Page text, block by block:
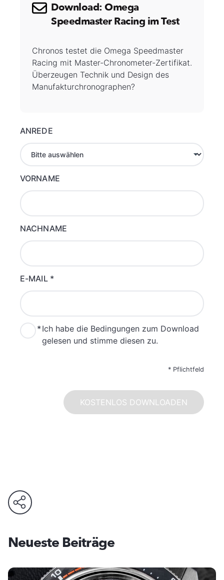
Download: Omega
Speedmaster Racing im Test
Chronos testet die Omega Speedmaster
Racing mit Master-Chronometer-Zertifikat.
Überzeugen Technik und Design des
Manufakturchronographen?
ANREDE
VORNAME
NACHNAME
E-MAIL *
* Ich habe die Bedingungen zum Download
gelesen und stimme diesen zu.
* Pflichtfeld
KOSTENLOS DOWNLOADEN
Neueste Beiträge